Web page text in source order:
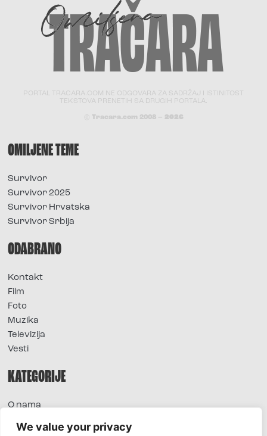
We value your privacy
PORTAL TRACARA.COM NE ODGOVARA ZA SADRŽAJ I ISTINITOST
TEKSTOVA PRENETIH SA DRUGIH PORTALA.
© Tracara.com 2008 – 2026
OMILJENE TEME
Survivor
Survivor 2025
Survivor Hrvatska
Survivor Srbija
ODABRANO
Kontakt
Film
Foto
Muzika
Televizija
Vesti
KATEGORIJE
O nama
Extra